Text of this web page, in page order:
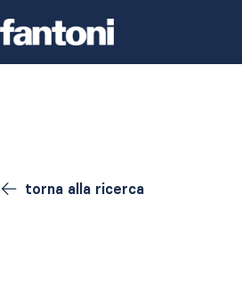
torna alla ricerca